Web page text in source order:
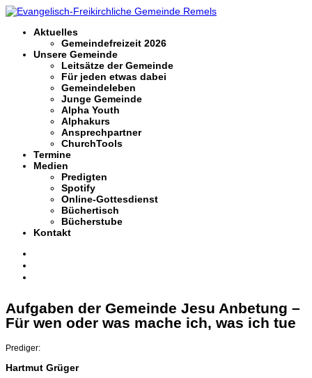
Aktuelles
Gemeindefreizeit 2026
Unsere Gemeinde
Leitsätze der Gemeinde
Für jeden etwas dabei
Gemeindeleben
Junge Gemeinde
Alpha Youth
Alphakurs
Ansprechpartner
ChurchTools
Termine
Medien
Predigten
Spotify
Online-Gottesdienst
Büchertisch
Bücherstube
Kontakt
Aufgaben der Gemeinde Jesu Anbetung –
Für wen oder was mache ich, was ich tue
Prediger:
Hartmut Grüger